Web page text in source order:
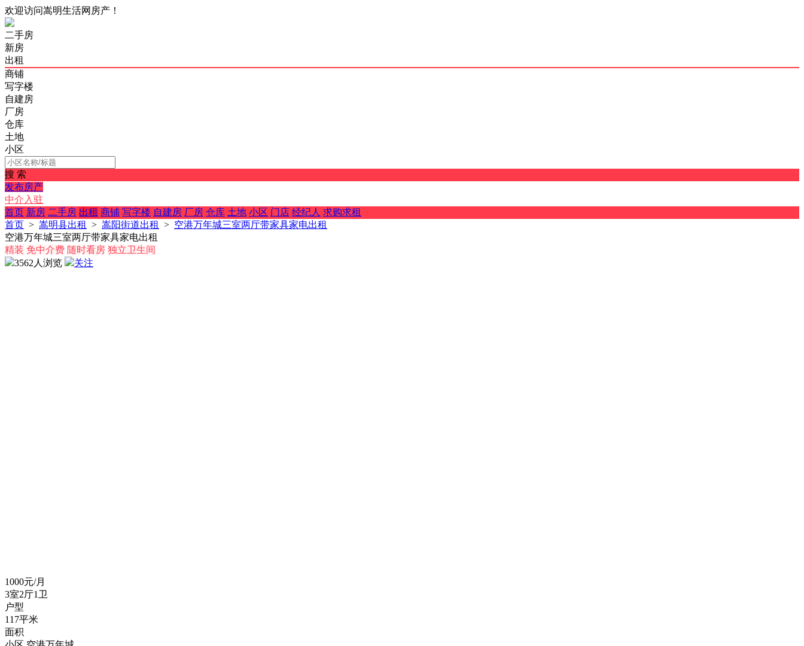
欢迎访问嵩明生活网房产！
二手房
新房
出租
商铺
写字楼
自建房
厂房
仓库
土地
小区
搜 索
发布房产
中介入驻
首页 新房 二手房 出租 商铺 写字楼 自建房 厂房 仓库 土地 小区 门店 经纪人 求购求租
首页 > 嵩明县出租 > 嵩阳街道出租 > 空港万年城三室两厅带家具家电出租
空港万年城三室两厅带家具家电出租
精装 免中介费 随时看房 独立卫生间
3562人浏览
关注
1000元/月
3室2厅1卫
户型
117平米
面积